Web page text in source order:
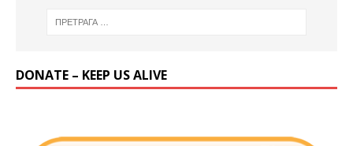
DONATE – KEEP US ALIVE